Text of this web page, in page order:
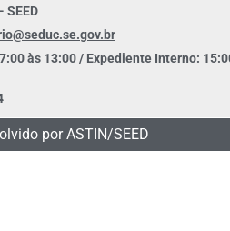
SEED
às 13:00 / Expediente Interno:
por ASTIN/SEED